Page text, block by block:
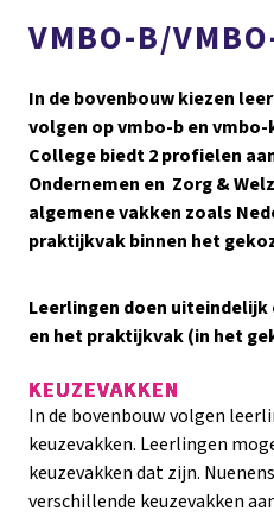
VMBO-B/
In de bovenbouw kiezen
volgen op vmbo-b en
College biedt 2 profielen
Ondernemen en Zorg &
algemene vakken zoals
praktijkvak binnen het
Leerlingen doen
en het praktijkvak (in het
KEUZEVAKKEN
In de bovenbouw volgen
keuzevakken. Leerlingen
keuzevakken dat zijn.
verschillende keuzevakken